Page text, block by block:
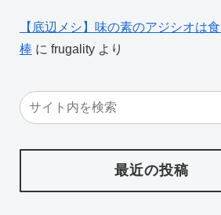
【底辺メシ】味の素のアジシオは
棒 に frugality より
最近の投稿